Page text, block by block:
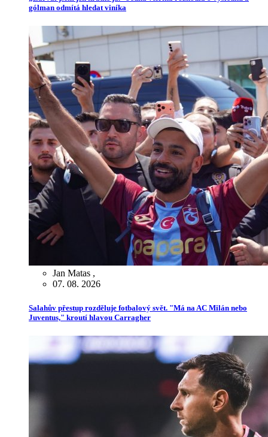
gólman odmítá hledat viníka
Jan Matas ,
07. 08. 2026
Salahův přestup rozděluje fotbalový svět. "Má na AC Milán nebo
Juventus," kroutí hlavou Carragher